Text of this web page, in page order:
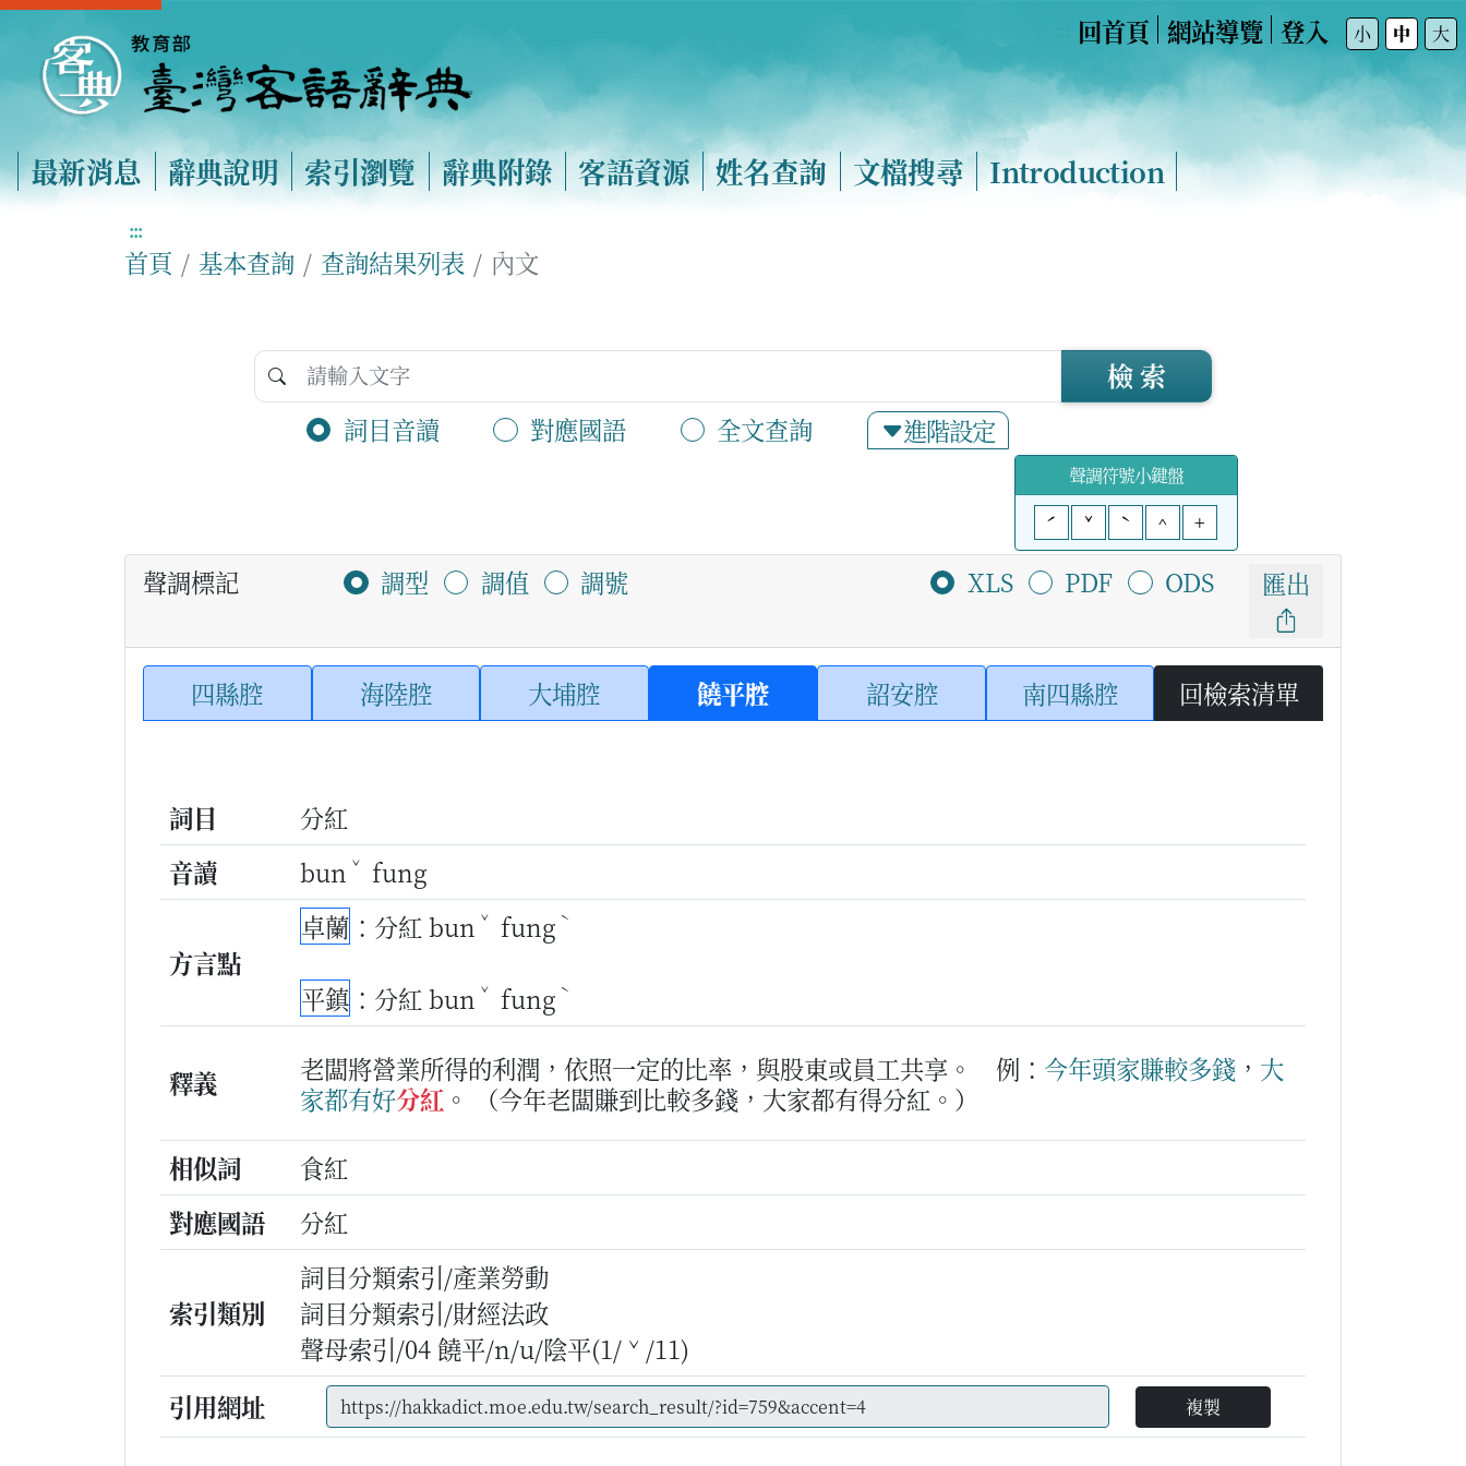
回首頁 網站導覽 登入 小 中 大
最新消息 辭典說明 索引瀏覽 辭典附錄 客語資源 姓名查詢 文檔搜尋 Introduction
:::
首頁 基本查詢 查詢結果列表 內文
詞目音讀 對應國語 全文查詢 進階設定
檢 索
聲調符號小鍵盤
ˊ
ˇ ˋ ^ +
聲調標記 調型 調值 調號 XLS PDF ODS 匯出
四縣腔 海陸腔 大埔腔 饒平腔 詔安腔 南四縣腔 回檢索清單
詞目
分紅
音讀
bun ˇ fung
方言點
卓蘭 ：分紅 bun ˇ fung ˋ
平鎮 ：分紅 bun ˇ fung ˋ
釋義 老闆將營業所得的利潤，依照一定的比率，與股東或員工共享。 例： 今年頭家賺較多錢 ， 大
家都有好分紅 。
（今年老闆賺到比較多錢，大家都有得分紅。）
相似詞
食紅
對應國語
分紅
索引類別
詞目分類索引/產業勞動
詞目分類索引/財經法政
聲母索引/04 饒平/n/u/陰平(1/ˇ/11)
引用網址
複製